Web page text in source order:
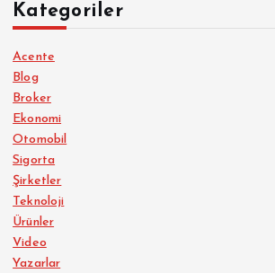
Kategoriler
Acente
Blog
Broker
Ekonomi
Otomobil
Sigorta
Şirketler
Teknoloji
Ürünler
Video
Yazarlar